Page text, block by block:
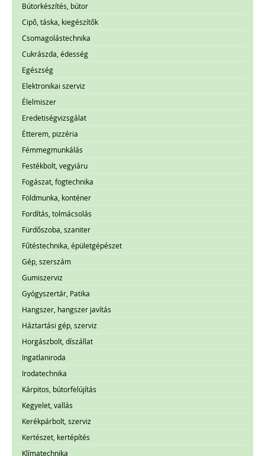
Bútorkészítés, bútor
Cipő, táska, kiegészítők
Csomagolástechnika
Cukrászda, édesség
Egészség
Elektronikai szerviz
Élelmiszer
Eredetiségvizsgálat
Étterem, pizzéria
Fémmegmunkálás
Festékbolt, vegyiáru
Fogászat, fogtechnika
Földmunka, konténer
Fordítás, tolmácsolás
Fürdőszoba, szaniter
Fűtéstechnika, épületgépészet
Gép, szerszám
Gumiszerviz
Gyógyszertár, Patika
Hangszer, hangszer javítás
Háztartási gép, szerviz
Horgászbolt, díszállat
Ingatlaniroda
Irodatechnika
Kárpitos, bútorfelújítás
Kegyelet, vallás
Kerékpárbolt, szerviz
Kertészet, kertépítés
Klímatechnika